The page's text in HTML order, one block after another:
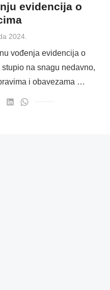
evidencija o
2024.
vođenja evidencija o
na snagu nedavno,
i obavezama …